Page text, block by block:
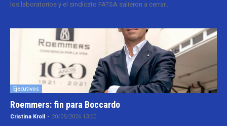
los laboratorios y el sindicato FATSA salieron a cerrar...
Ejecutivos
Roemmers: fin para Boccardo
Cristina Kroll - 20/05/2026 13:00